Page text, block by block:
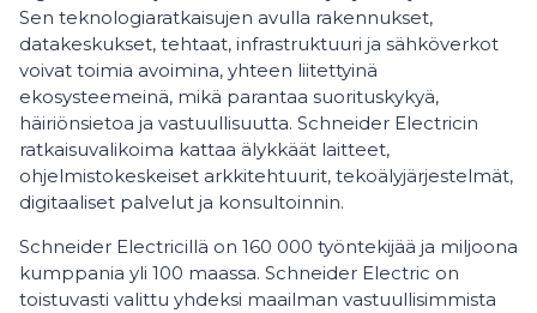
Sen teknologiaratkaisujen avulla rakennukset,
datakeskukset, tehtaat, infrastruktuuri ja sähköverkot
voivat toimia avoimina, yhteen liitettyinä
ekosysteemeinä, mikä parantaa suorituskykyä,
häiriönsietoa ja vastuullisuutta. Schneider Electricin
ratkaisuvalikoima kattaa älykkäät laitteet,
ohjelmistokeskeiset arkkitehtuurit, tekoälyjärjestelmät,
digitaaliset palvelut ja konsultoinnin.
Schneider Electricillä on 160 000 työntekijää ja miljoona
kumppania yli 100 maassa. Schneider Electric on
toistuvasti valittu yhdeksi maailman vastuullisimmista